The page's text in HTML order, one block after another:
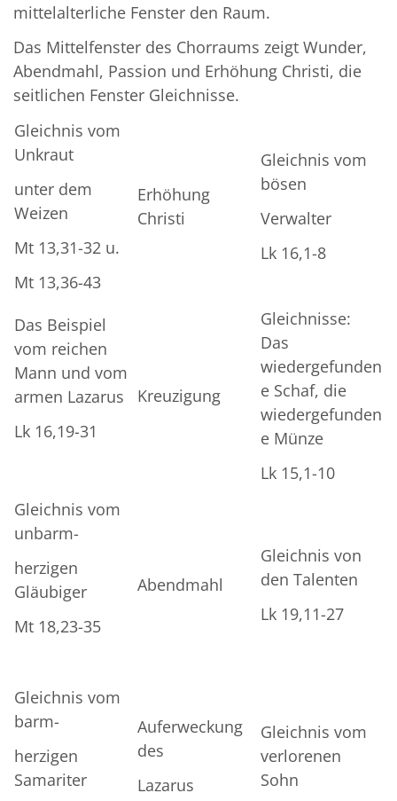
mittelalterliche Fenster den Raum.
Das Mittelfenster des Chorraums zeigt Wunder,
Abendmahl, Passion und Erhöhung Christi, die
seitlichen Fenster Gleichnisse.
Gleichnis vom
Unkraut
unter dem
Weizen
Mt 13,31-32 u.
Mt 13,36-43
Erhöhung
Christi
Gleichnis vom
bösen
Verwalter
Lk 16,1-8
Das Beispiel
vom reichen
Mann und vom
armen Lazarus
Lk 16,19-31
Kreuzigung
Gleichnisse:
Das
wiedergefunden
e Schaf, die
wiedergefunden
e Münze
Lk 15,1-10
Gleichnis vom
unbarm-
herzigen
Gläubiger
Mt 18,23-35
Abendmahl
Gleichnis von
den Talenten
Lk 19,11-27
Gleichnis vom
barm-
herzigen
Samariter
Auferweckung
des
Lazarus
Gleichnis vom
verlorenen
Sohn